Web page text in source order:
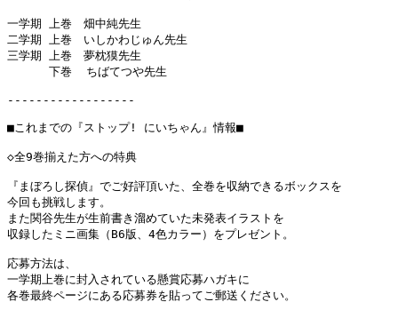
一学期 上巻　畑中純先生
二学期 上巻　いしかわじゅん先生
三学期 上巻　夢枕獏先生
下巻  ちばてつや先生
------------------
■これまでの『ストップ! にいちゃん』情報■
◇全9巻揃えた方への特典
『まぼろし探偵』でご好評頂いた、全巻を収納できるボックスを
今回も挑戦します。
また関谷先生が生前書き溜めていた未発表イラストを
収録したミニ画集（B6版、4色カラー）をプレゼント。
応募方法は、
一学期上巻に封入されている懸賞応募ハガキに
各巻最終ページにある応募券を貼ってご郵送ください。